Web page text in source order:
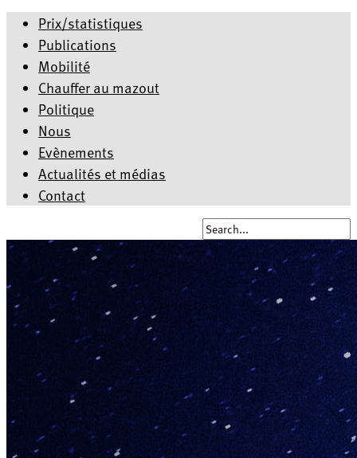
Prix/statistiques
Publications
Mobilité
Chauffer au mazout
Politique
Nous
Evènements
Actualités et médias
Contact